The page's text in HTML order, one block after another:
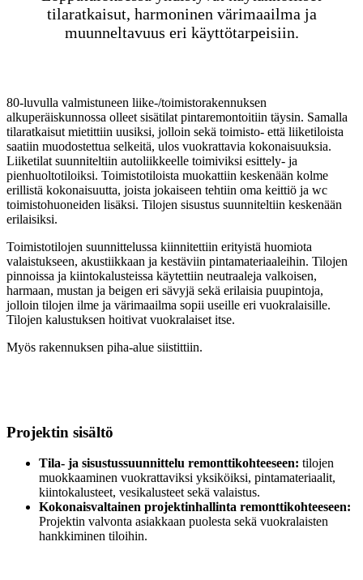
tilaratkaisut, harmoninen värimaailma ja
muunneltavuus eri käyttötarpeisiin.
80-luvulla valmistuneen liike-/toimistorakennuksen
alkuperäiskunnossa olleet sisätilat pintaremontoitiin täysin. Samalla
tilaratkaisut mietittiin uusiksi, jolloin sekä toimisto- että liiketiloista
saatiin muodostettua selkeitä, ulos vuokrattavia kokonaisuuksia.
Liiketilat suunniteltiin autoliikkeelle toimiviksi esittely- ja
pienhuoltotiloiksi. Toimistotiloista muokattiin keskenään kolme
erillistä kokonaisuutta, joista jokaiseen tehtiin oma keittiö ja wc
toimistohuoneiden lisäksi. Tilojen sisustus suunniteltiin keskenään
erilaisiksi.
Toimistotilojen suunnittelussa kiinnitettiin erityistä huomiota
valaistukseen, akustiikkaan ja kestäviin pintamateriaaleihin. Tilojen
pinnoissa ja kiintokalusteissa käytettiin neutraaleja valkoisen,
harmaan, mustan ja beigen eri sävyjä sekä erilaisia puupintoja,
jolloin tilojen ilme ja värimaailma sopii useille eri vuokralaisille.
Tilojen kalustuksen hoitivat vuokralaiset itse.
Myös rakennuksen piha-alue siistittiin.
Projektin sisältö
Tila- ja sisustussuunnittelu remonttikohteeseen: tilojen
muokkaaminen vuokrattaviksi yksiköiksi, pintamateriaalit,
kiintokalusteet, vesikalusteet sekä valaistus.
Kokonaisvaltainen projektinhallinta remonttikohteeseen:
Projektin valvonta asiakkaan puolesta sekä vuokralaisten
hankkiminen tiloihin.